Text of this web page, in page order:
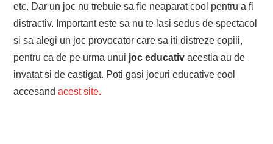
etc. Dar un joc nu trebuie sa fie neaparat cool pentru a fi
distractiv. Important este sa nu te lasi sedus de spectacol
si sa alegi un joc provocator care sa iti distreze copiii,
pentru ca de pe urma unui joc educativ acestia au de
invatat si de castigat. Poti gasi jocuri educative cool
accesandacest site.